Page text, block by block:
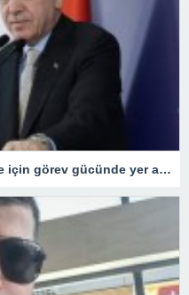
Cumhurbaşkanı Erdoğan: Gazze için görev gücünde yer alacağız.